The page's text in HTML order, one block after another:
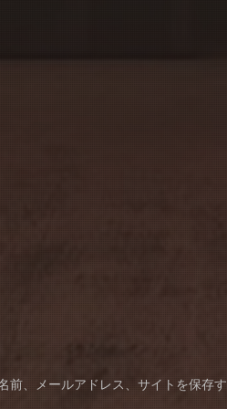
前、メールアドレス、サイトを保存す